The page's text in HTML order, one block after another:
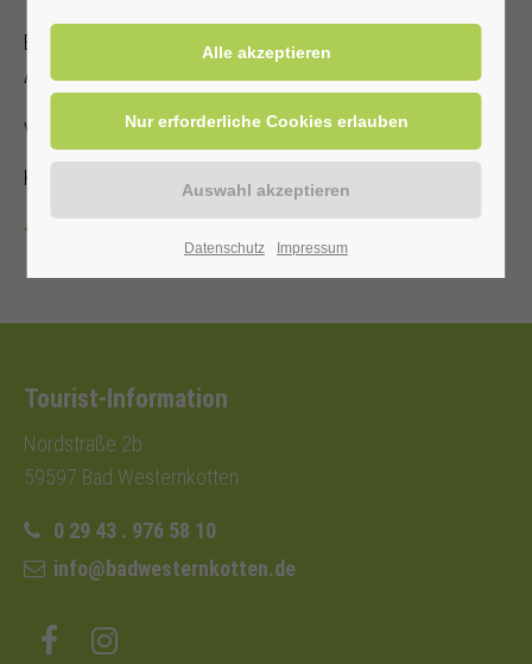
Bleiben Sie beweglich und fit - auch im fortgeschrittenen
Alter
von und mit Annette Hoberg-Trockel
Kostenbeitrag mit Kur-/ Einwohnerkarte 2,00€ (ohne 3,00€)
Tourist-Information
Nordstraße 2b
59597 Bad Westernkotten
0 29 43 . 976 58 10
info@badwesternkotten.de
Datenschutz Impressum